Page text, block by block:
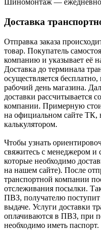
Шиномонтаж —
Доставка
Отправка заказа
товар. Покупатель
компанию и указывает её
Доставка до терминала
осуществляется
рабочий день магазина.
доставки рассчитывается
компании. Примерную
на официальном сайте ТК,
калькулятором.
Чтобы узнать
свяжитесь с менеджером и
которые необходимо
на нашем сайте). После
транспортной компании
отслеживания посылки.
ПВЗ, получателю поступит
выдаче. Услуги доставки
оплачиваются в ПВЗ, при
необходимо иметь паспорт.